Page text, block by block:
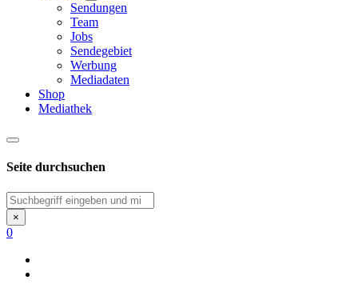
Sendungen
Team
Jobs
Sendegebiet
Werbung
Mediadaten
Shop
Mediathek
Seite durchsuchen
Suchen
×
0